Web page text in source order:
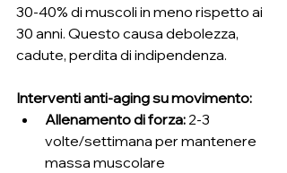
30-40% di muscoli in meno rispetto ai
30 anni. Questo causa debolezza,
cadute, perdita di indipendenza.
Interventi anti-aging su movimento:
Allenamento di forza: 2-3
volte/settimana per mantenere
massa muscolare